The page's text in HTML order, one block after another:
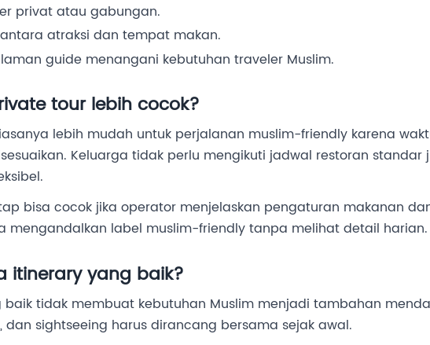
privat atau gabungan.
atraksi dan tempat makan.
guide menangani kebutuhan traveler Muslim.
tour lebih cocok?
lebih mudah untuk perjalanan muslim-friendly karena
Keluarga tidak perlu mengikuti jadwal restoran standar
bisa cocok jika operator menjelaskan pengaturan makanan
mengandalkan label muslim-friendly tanpa melihat detail harian.
itinerary yang baik?
baik tidak membuat kebutuhan Muslim menjadi tambahan
dan sightseeing harus dirancang bersama sejak awal.